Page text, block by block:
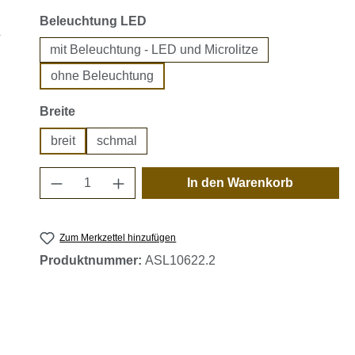
Beleuchtung LED
mit Beleuchtung - LED und Microlitze
ohne Beleuchtung
Breiteauswählen
breit schmal
Produkt Anzahl: Gib den
In den Warenkorb
Zum Merkzettel hinzufügen
Produktnummer:ASL10622.2